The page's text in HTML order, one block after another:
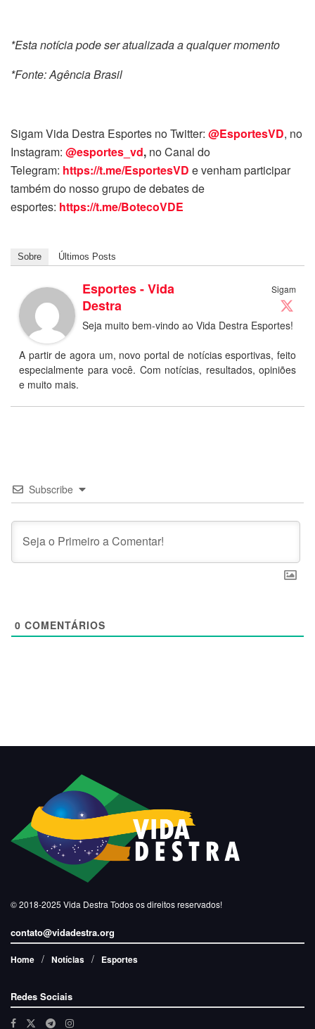
*Esta notícia pode ser atualizada a qualquer momento
*Fonte: Agência Brasil
Sigam Vida Destra Esportes no Twitter: @EsportesVD, no
Instagram: @esportes_vd, no Canal do
Telegram: https://t.me/EsportesVD e venham participar
também do nosso grupo de debates de
esportes: https://t.me/BotecoVDE
Sobre Últimos Posts
Sigam
Esportes - Vida
Destra
Seja muito bem-vindo ao Vida Destra Esportes!
A partir de agora um, novo portal de notícias esportivas, feito
especialmente para você. Com notícias, resultados, opiniões
e muito mais.
Subscribe
0 COMENTÁRIOS
© 2018-2025 Vida Destra Todos os direitos reservados!
contato@vidadestra.org
Home Notícias Esportes
Redes Sociais